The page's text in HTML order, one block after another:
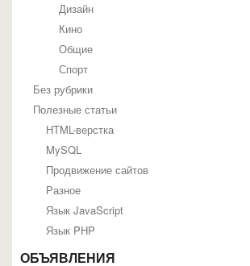
Дизайн
Кино
Общие
Спорт
Без рубрики
Полезные статьи
HTML-верстка
MySQL
Продвижение сайтов
Разное
Язык JavaScript
Язык PHP
ОБЪЯВЛЕНИЯ